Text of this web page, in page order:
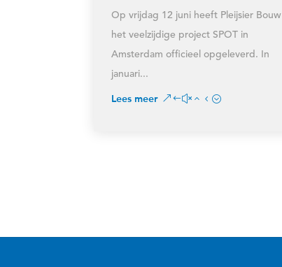
Op vrijdag 12 juni heeft Pleijsier Bouw
het veelzijdige project SPOT in
Amsterdam officieel opgeleverd. In
januari...
Lees meer